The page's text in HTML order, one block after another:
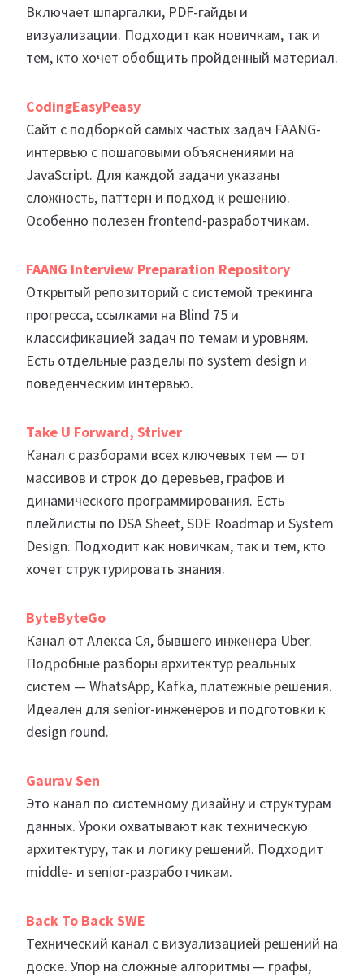
Включает шпаргалки, PDF-гайды и
визуализации. Подходит как новичкам, так и
тем, кто хочет обобщить пройденный материал.
CodingEasyPeasy
Сайт с подборкой самых частых задач FAANG-
интервью с пошаговыми объяснениями на
JavaScript. Для каждой задачи указаны
сложность, паттерн и подход к решению.
Особенно полезен frontend-разработчикам.
FAANG Interview Preparation Repository
Открытый репозиторий с системой трекинга
прогресса, ссылками на Blind 75 и
классификацией задач по темам и уровням.
Есть отдельные разделы по system design и
поведенческим интервью.
Take U Forward, Striver
Канал с разборами всех ключевых тем — от
массивов и строк до деревьев, графов и
динамического программирования. Есть
плейлисты по DSA Sheet, SDE Roadmap и System
Design. Подходит как новичкам, так и тем, кто
хочет структурировать знания.
ByteByteGo
Канал от Алекса Ся, бывшего инженера Uber.
Подробные разборы архитектур реальных
систем — WhatsApp, Kafka, платежные решения.
Идеален для senior-инженеров и подготовки к
design round.
Gaurav Sen
Это канал по системному дизайну и структурам
данных. Уроки охватывают как техническую
архитектуру, так и логику решений. Подходит
middle- и senior-разработчикам.
Back To Back SWE
Технический канал с визуализацией решений на
доске. Упор на сложные алгоритмы — графы,